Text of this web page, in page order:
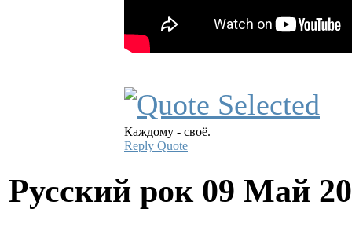
Каждому - своё.
Reply Quote
Русский рок 09 Май